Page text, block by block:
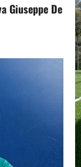
Giuseppe De